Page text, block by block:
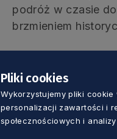
podróż w czasie
brzmieniem
Oprócz koncertów
kościele św.
Centrum św.
Pliki cookies
Wykorzystujemy pliki
personalizacji zawartości i
społecznościowych i